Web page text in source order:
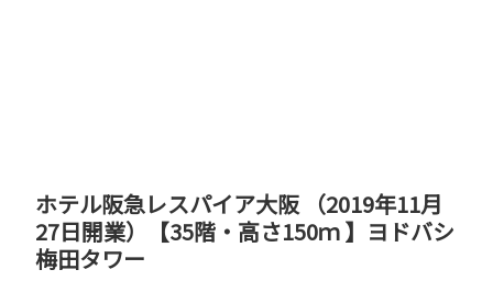
ホテル阪急レスパイア大阪 （2019年11月
27日開業）【35階・高さ150ｍ 】ヨドバシ
梅田タワー